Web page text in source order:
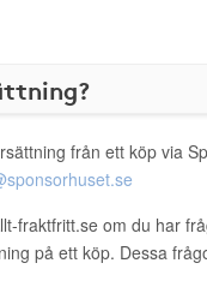
från ett köp via
fraktfritt.se om du har
på ett köp. Dessa